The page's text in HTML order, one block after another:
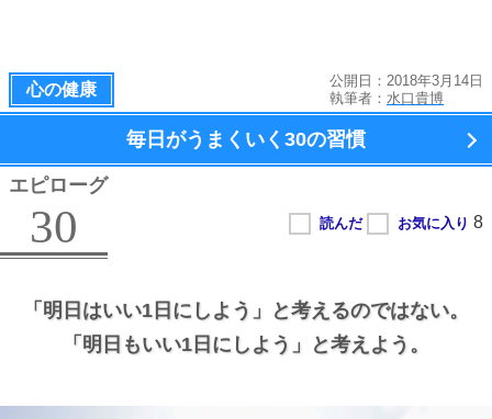
心の健康
公開日：2018年3月14日
執筆者： 水口貴博
毎日がうまくいく 30の習慣
エピローグ
30
「明日はいい1日にしよう」と考えるのではない。
「明日もいい1日にしよう」と考えよう。